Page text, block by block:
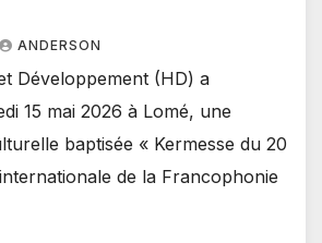
ANDERSON
Développement (HD) a
15 mai 2026 à Lomé, une
baptisée « Kermesse du 20
de la Francophonie